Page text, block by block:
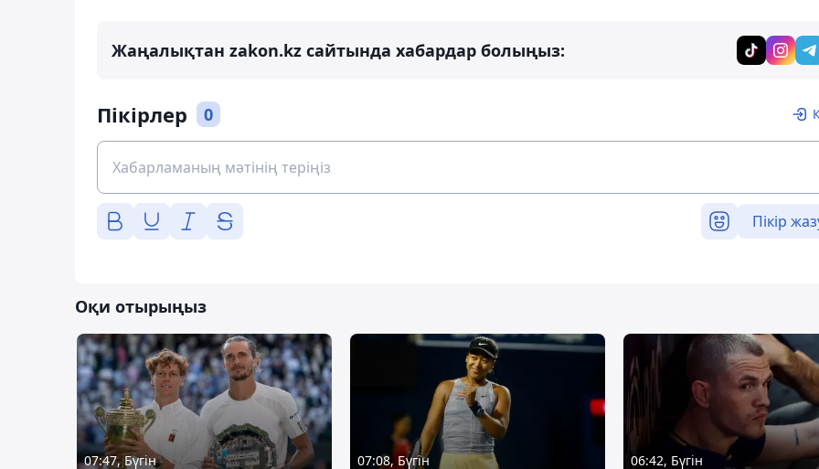
Жаңалықтан zakon.kz сайтында хабардар болыңыз:
Пікірлер 0
Пікір
Оқи отырыңыз
07:47, Бүгін 07:08, Бүгін 06:42, Бүгін